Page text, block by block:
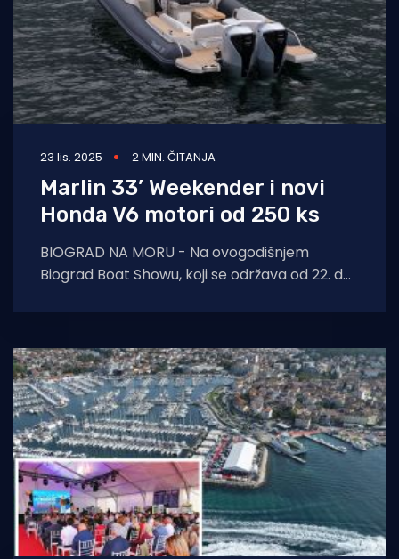
23 lis. 2025 2 MIN. ČITANJA
Marlin 33’ Weekender i novi
Honda V6 motori od 250 ks
BIOGRAD NA MORU - Na ovogodišnjem
Biograd Boat Showu, koji se održava od 22. do